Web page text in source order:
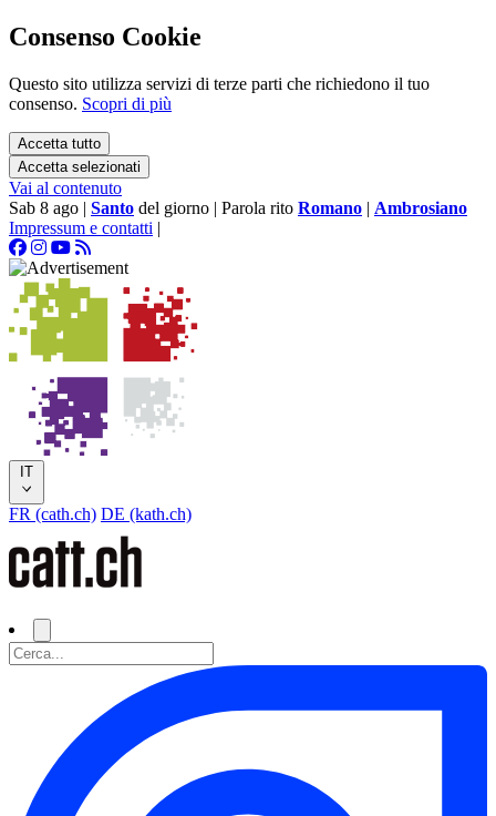
Consenso Cookie
Questo sito utilizza servizi di terze parti che richiedono il tuo
consenso. Scopri di più
Accetta tutto
Accetta selezionati
Vai al contenuto
Sab 8 ago | Santo del giorno | Parola rito Romano | Ambrosiano
Impressum e contatti |
IT
FR (cath.ch) DE (kath.ch)